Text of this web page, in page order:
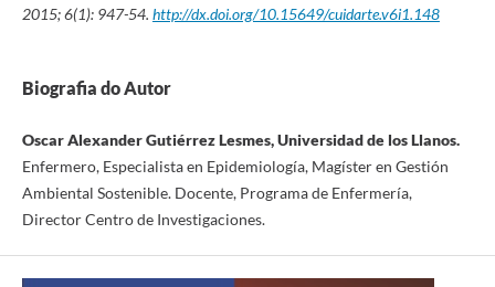
2015; 6(1): 947-54. http://dx.doi.org/10.15649/cuidarte.v6i1.148
Biografia do Autor
Oscar Alexander Gutiérrez Lesmes, Universidad de los Llanos.
Enfermero, Especialista en Epidemiología, Magíster en Gestión
Ambiental Sostenible. Docente, Programa de Enfermería,
Director Centro de Investigaciones.